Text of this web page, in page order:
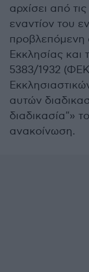
αρχίσει από
εναντίον του
προβλεπόμενη
Εκκλησίας
5383/1932
αυτών
διαδικασία"»
ανακοίνωση.